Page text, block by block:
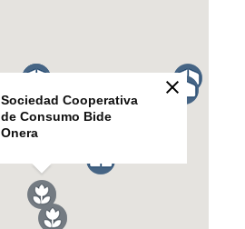
Sociedad Cooperativa
de Consumo Bide
Onera